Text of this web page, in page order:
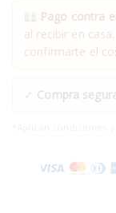
Pago contra
al recibir en
confirmarte el
✓ Compra